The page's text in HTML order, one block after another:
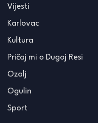
Vijesti
Karlovac
Kultura
Pričaj mi o Dugoj Resi
Ozalj
Ogulin
Sport